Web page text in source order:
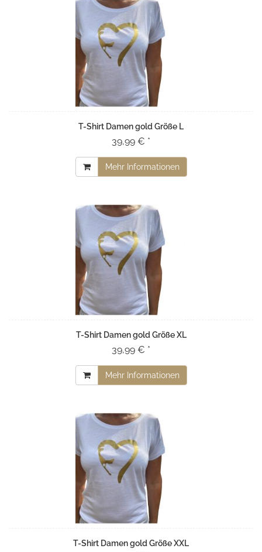
T-Shirt Damen gold Größe L
39,99 € *
Mehr Informationen
T-Shirt Damen gold Größe XL
39,99 € *
Mehr Informationen
T-Shirt Damen gold Größe XXL